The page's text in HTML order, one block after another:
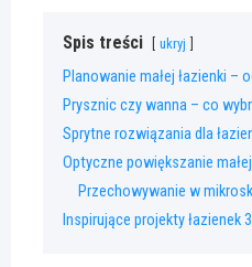
Spis treści ukryj
Planowanie małej łazienki –
Prysznic czy wanna – co
Sprytne rozwiązania dla
Optyczne powiększanie
Przechowywanie w
Inspirujące projekty łazienek